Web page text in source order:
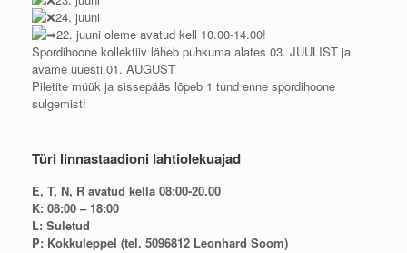
24. juuni
22. juuni oleme avatud kell 10.00-14.00!
Spordihoone kollektiiv läheb puhkuma alates 03. JUULIST ja
avame uuesti 01. AUGUST
Piletite müük ja sissepääs lõpeb 1 tund enne spordihoone
sulgemist!
Türi linnastaadioni lahtiolekuajad
E, T, N, R avatud kella 08:00-20.00
K: 08:00 – 18:00
L: Suletud
P: Kokkuleppel (tel. 5096812 Leonhard Soom)